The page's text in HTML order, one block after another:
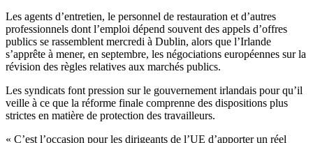
Les agents d’entretien, le personnel de restauration et d’autres
professionnels dont l’emploi dépend souvent des appels d’offres
publics se rassemblent mercredi à Dublin, alors que l’Irlande
s’apprête à mener, en septembre, les négociations européennes sur la
révision des règles relatives aux marchés publics.
Les syndicats font pression sur le gouvernement irlandais pour qu’il
veille à ce que la réforme finale comprenne des dispositions plus
strictes en matière de protection des travailleurs.
« C’est l’occasion pour les dirigeants de l’UE d’apporter un réel